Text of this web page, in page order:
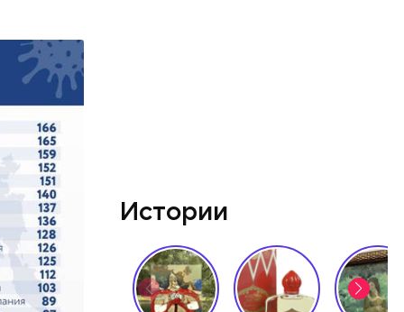
быть»:
Ниньо
России
Истории